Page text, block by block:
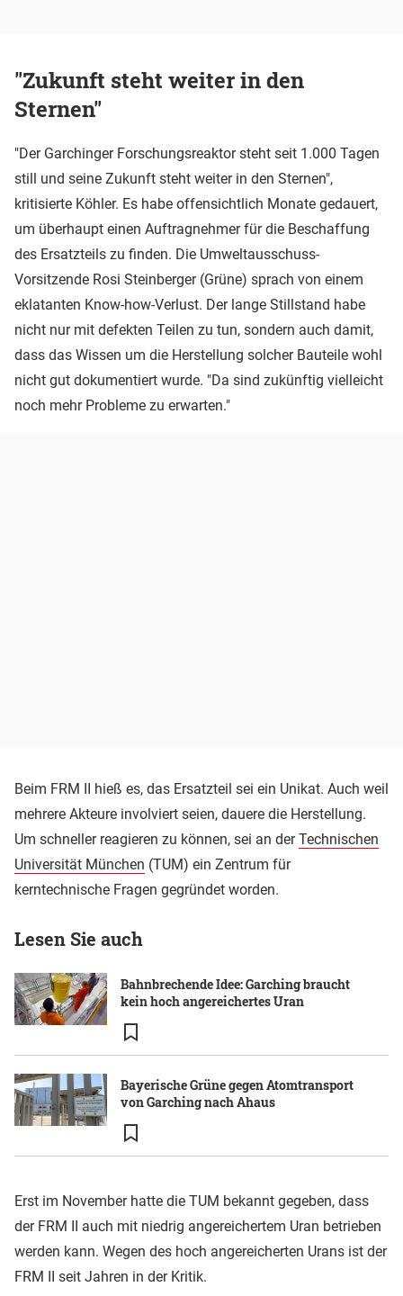
"Zukunft steht weiter in den
Sternen"
"Der Garchinger Forschungsreaktor steht seit 1.000 Tagen
still und seine Zukunft steht weiter in den Sternen",
kritisierte Köhler. Es habe offensichtlich Monate gedauert,
um überhaupt einen Auftragnehmer für die Beschaffung
des Ersatzteils zu finden. Die Umweltausschuss-
Vorsitzende Rosi Steinberger (Grüne) sprach von einem
eklatanten Know-how-Verlust. Der lange Stillstand habe
nicht nur mit defekten Teilen zu tun, sondern auch damit,
dass das Wissen um die Herstellung solcher Bauteile wohl
nicht gut dokumentiert wurde. "Da sind zukünftig vielleicht
noch mehr Probleme zu erwarten."
Beim FRM II hieß es, das Ersatzteil sei ein Unikat. Auch weil
mehrere Akteure involviert seien, dauere die Herstellung.
Um schneller reagieren zu können, sei an derTechnischen
Universität München (TUM) ein Zentrum für
kerntechnische Fragen gegründet worden.
Lesen Sie auch
Bahnbrechende Idee: Garching braucht
kein hoch angereichertes Uran
Bayerische Grüne gegen Atomtransport
von Garching nach Ahaus
Erst im November hatte die TUM bekannt gegeben, dass
der FRM II auch mit niedrig angereichertem Uran betrieben
werden kann. Wegen des hoch angereicherten Urans ist der
FRM II seit Jahren in der Kritik.